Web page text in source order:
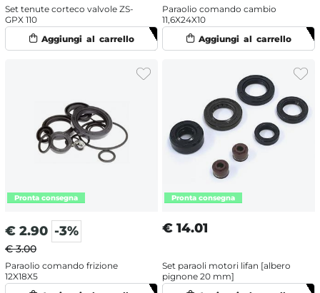
Set tenute corteco valvole ZS-
GPX 110
Paraolio comando cambio
11,6X24X10
€ 2.90 -3%
€ 3.00
Paraolio comando frizione
12X18X5
€ 14.01
Set paraoli motori lifan [albero
pignone 20 mm]